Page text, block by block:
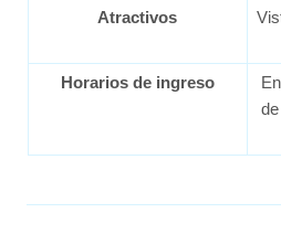
Atractivos
Horarios de ingreso